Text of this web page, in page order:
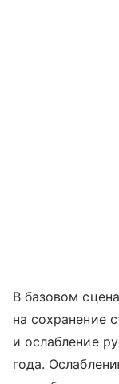
В базовом
на сохранение
и ослабление
года.